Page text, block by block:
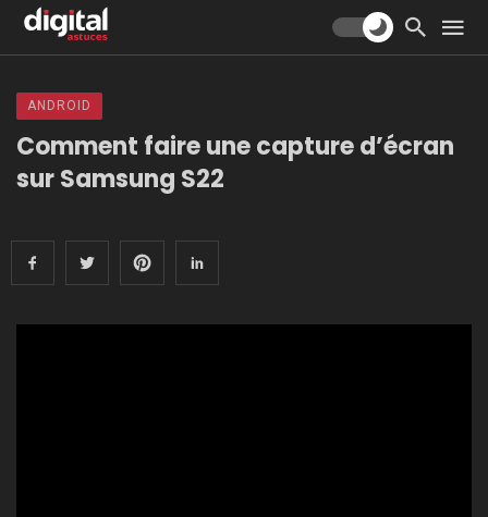
ANDROID
Comment faire une capture d’écran
sur Samsung S22